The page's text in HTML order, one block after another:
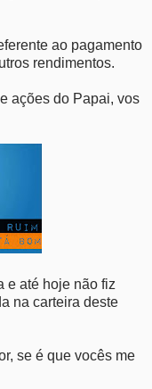
ao pagamento
rendimentos.
ações do Papai, vos
e até hoje não fiz
na carteira deste
se é que vocês me